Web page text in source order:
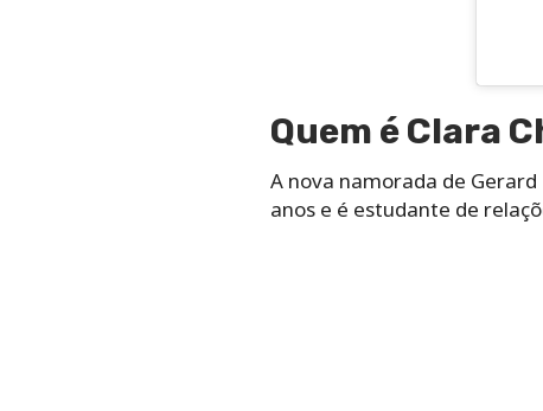
Quem é Clara
A nova namorada de
anos e é estudante de